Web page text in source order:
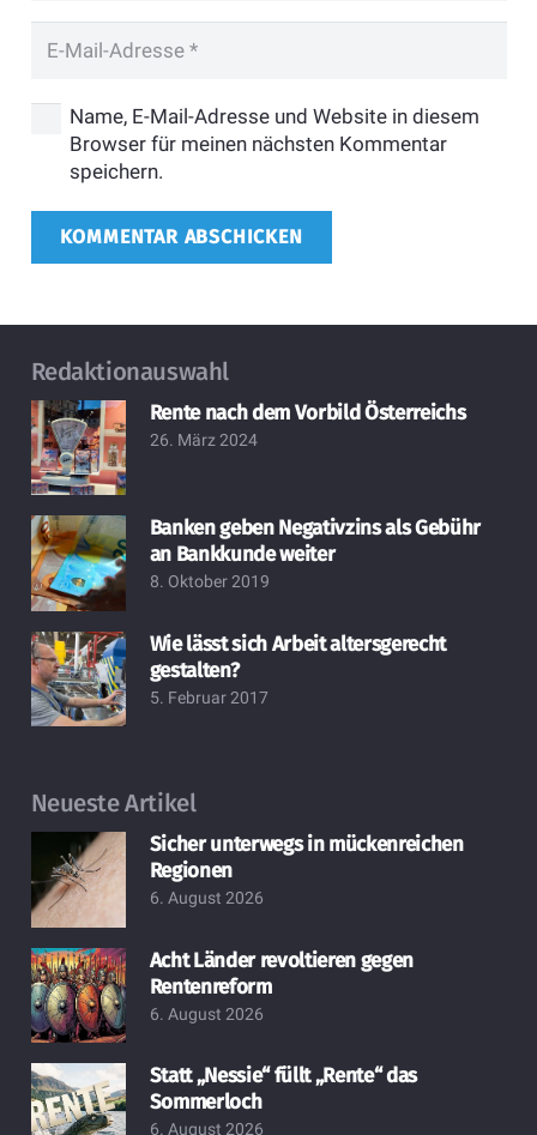
Name, E-Mail-Adresse und Website in diesem
Browser für meinen nächsten Kommentar
speichern.
KOMMENTAR ABSCHICKEN
Redaktionauswahl
Rente nach dem Vorbild Österreichs
26. März 2024
Banken geben Negativzins als Gebühr
an Bankkunde weiter
8. Oktober 2019
Wie lässt sich Arbeit altersgerecht
gestalten?
5. Februar 2017
Neueste Artikel
Sicher unterwegs in mückenreichen
Regionen
6. August 2026
Acht Länder revoltieren gegen
Rentenreform
6. August 2026
Statt „Nessie“ füllt „Rente“ das
Sommerloch
6. August 2026